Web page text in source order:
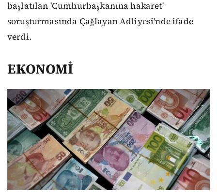
başlatılan 'Cumhurbaşkanına hakaret'
soruşturmasında Çağlayan Adliyesi'nde ifade
verdi.
EKONOMİ